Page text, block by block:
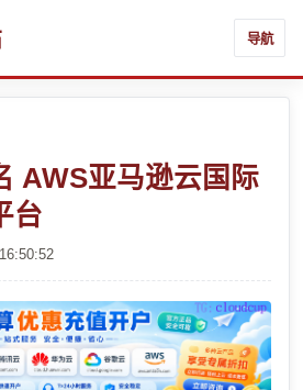
导航
AWS亚马逊云国际
台